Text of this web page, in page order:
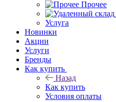
Прочее
Услуга
Новинки
Акции
Услуги
Бренды
Как купить
Назад
Как купить
Условия оплаты